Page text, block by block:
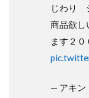
じわり
商品欲し
ます２
— アキン